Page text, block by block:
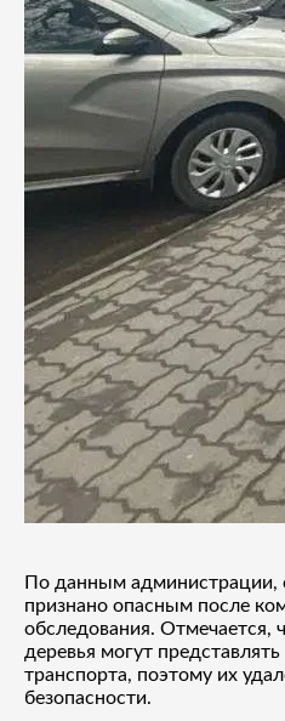
По данным администрации,
признано опасным после
обследования. Отмечается,
деревья могут
транспорта, поэтому их
безопасности.